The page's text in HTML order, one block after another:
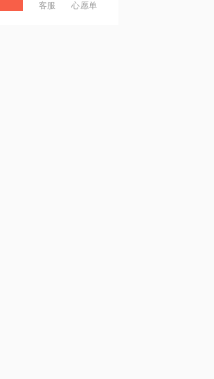
客服 心愿单